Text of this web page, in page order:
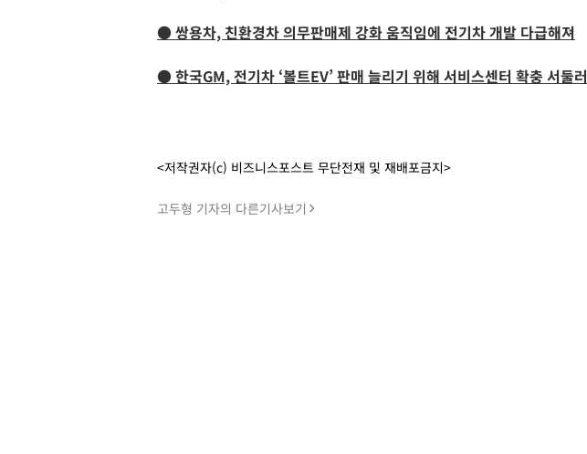
● 쌍용차, 친환경차 의무판매제 강화 움직임에 전기차 개발 다급해져
● 한국GM, 전기차 ‘볼트EV’ 판매 늘리기 위해 서비스센터 확충 서둘러
<저작권자(c) 비즈니스포스트 무단전재 및 재배포금지>
고두형 기자의 다른기사보기